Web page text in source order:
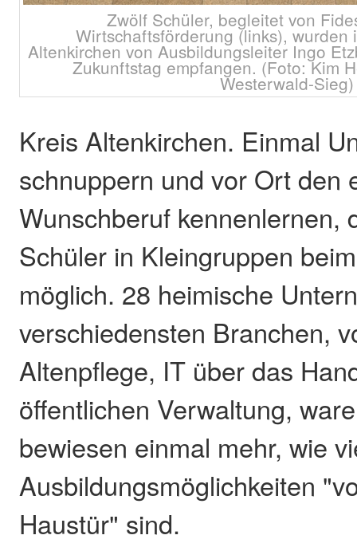
Zwölf Schüler, begleitet von
Wirtschaftsförderung (links), wurden
Altenkirchen von Ausbildungsleiter Ingo
Zukunftstag empfangen. (Foto: Kim
Westerwald-Sieg)
Kreis Altenkirchen. Einmal
schnuppern und vor Ort den
Wunschberuf kennenlernen,
Schüler in Kleingruppen
möglich. 28 heimische
verschiedensten Branchen,
Altenpflege, IT über das
öffentlichen Verwaltung,
bewiesen einmal mehr, wie
Ausbildungsmöglichkeiten
Haustür" sind.